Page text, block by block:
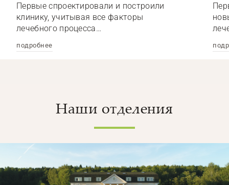
Первые спроектировали и построили
клинику, учитывая все факторы
лечебного процесса…
подробнее
Наши отделения